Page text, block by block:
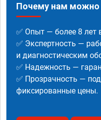
Почему нам можно
✅ Опыт — более 8 лет
✅ Экспертность —
и диагностическим
✅ Надежность —
✅ Прозрачность —
фиксированные цены.